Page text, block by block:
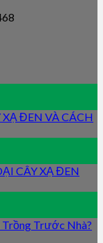
ĐEN VÀ CÁCH
CÂY XẠ ĐEN
Trồng Trước Nhà?